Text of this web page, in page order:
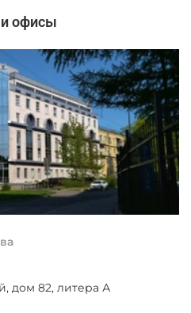
офисы
дом 82, литера А